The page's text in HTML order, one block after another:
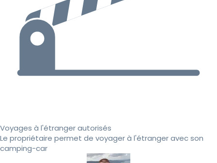
Voyages à l'étranger autorisés
Le propriétaire permet de voyager à l'étranger avec son
camping-car